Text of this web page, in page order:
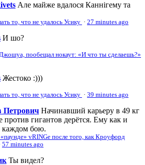
Але майже вдалося Каннігему та
то, что не удалось Усику · 27 minutes ago
И шо?
пообещал нокаут: «И что ты сделаешь?»
Жестоко :)))
то, что не удалось Усику · 39 minutes ago
Петрович Начинавший карьеру в 49 кг
против гигантов дерётся. Ему как и
каждом бою.
vRINGe после того, как Кроуфорд
57 minutes ago
Ты видел?